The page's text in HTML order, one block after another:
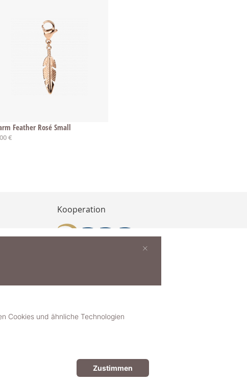
Feather Rosé Small
€
buchen
Kooperation
© 2018-2025 dekoster GmbH
Cookies und ähnliche Technologien
Zustimmen
×